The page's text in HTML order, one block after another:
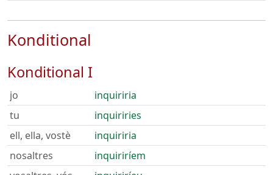
Konditional
Konditional I
jo
inquiriria
tu
inquiriries
ell, ella, vostè
inquiriria
nosaltres
inquiriríem